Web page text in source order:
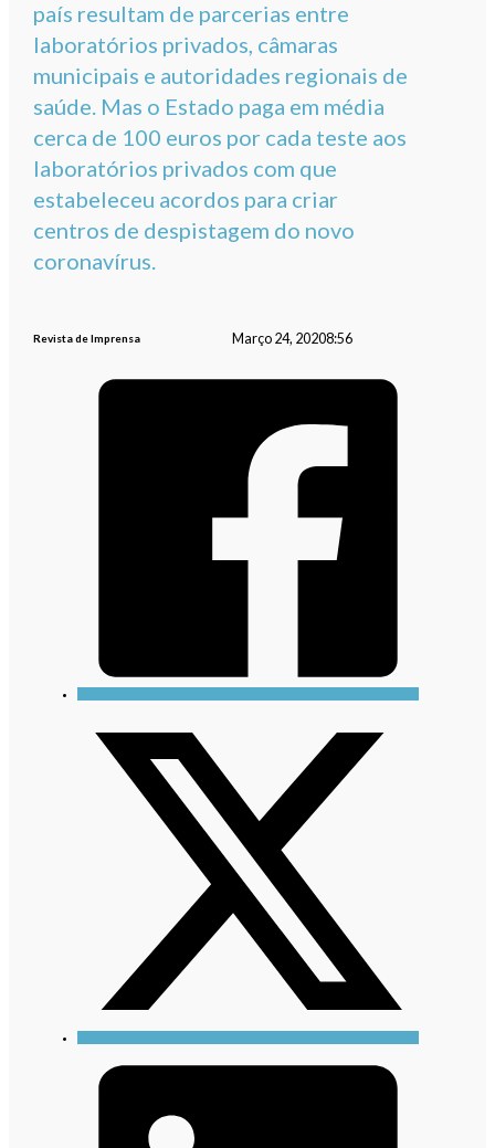
país resultam de parcerias entre
laboratórios privados, câmaras
municipais e autoridades regionais de
saúde. Mas o Estado paga em média
cerca de 100 euros por cada teste aos
laboratórios privados com que
estabeleceu acordos para criar
centros de despistagem do novo
coronavírus.
Revista de Imprensa Março 24, 20208:56